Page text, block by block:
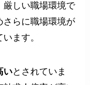
厳しい職場環境で
さらに職場環境が
ます。
いとされていま